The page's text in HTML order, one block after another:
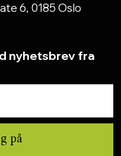
6, 0185 Oslo
nyhetsbrev fra